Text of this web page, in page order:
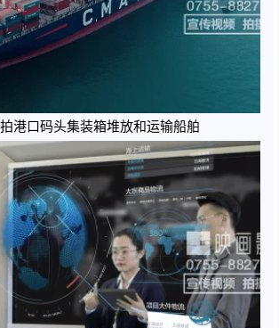
港口码头集装箱堆放和运输船舶